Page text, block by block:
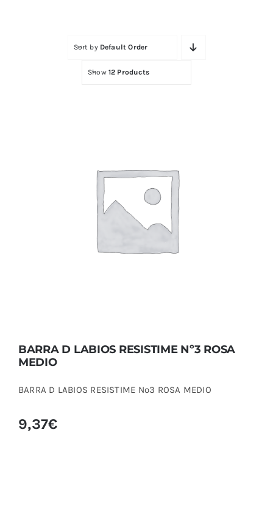
Sort by Default Order
Show 12 Products
BARRA D LABIOS RESISTIME Nº3 ROSA
MEDIO
BARRA D LABIOS RESISTIME Nº3 ROSA
MEDIO
BARRA D LABIOS RESISTIME Nº3 ROSA MEDIO
9,37€